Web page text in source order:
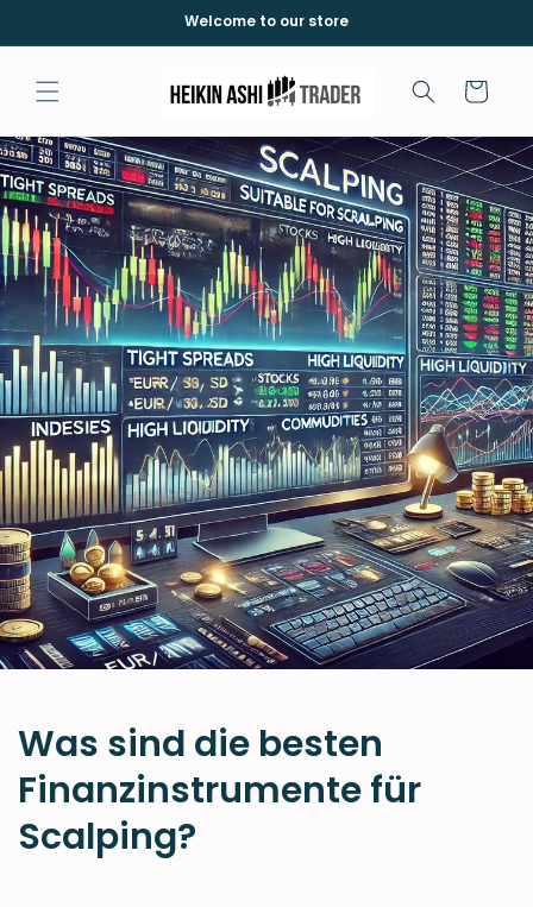
ai contenuti
Welcome to our store
Carrello
Was sind die besten
Finanzinstrumente für
Scalping?